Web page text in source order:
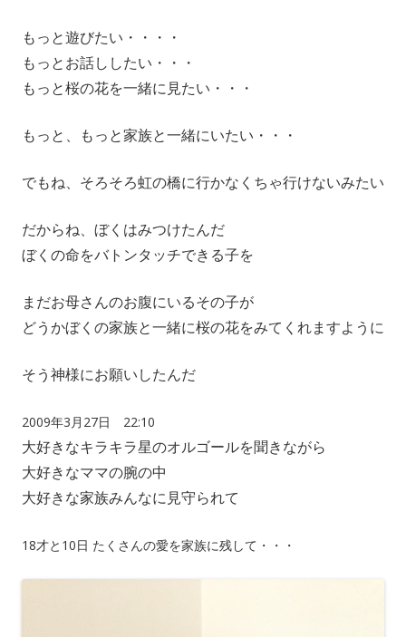
もっと遊びたい・・・・
もっとお話ししたい・・・
もっと桜の花を一緒に見たい・・・
もっと、もっと家族と一緒にいたい・・・
でもね、そろそろ虹の橋に行かなくちゃ行けないみたい
だからね、ぼくはみつけたんだ
ぼくの命をバトンタッチできる子を
まだお母さんのお腹にいるその子が
どうかぼくの家族と一緒に桜の花をみてくれますように
そう神様にお願いしたんだ
2009年3月27日 22:10
大好きなキラキラ星のオルゴールを聞きながら
大好きなママの腕の中
大好きな家族みんなに見守られて
18才と10日 たくさんの愛を家族に残して・・・